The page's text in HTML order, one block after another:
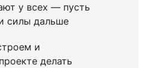
у всех — пусть
силы дальше
и
делать